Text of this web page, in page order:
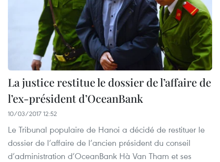
La justice restitue le dossier de l’affaire de
l’ex-président d’OceanBank
10/03/2017 12:52
Le Tribunal populaire de Hanoi a décidé de restituer le
dossier de l’affaire de l’ancien président du conseil
d’administration d’OceanBank Hà Van Tham et ses